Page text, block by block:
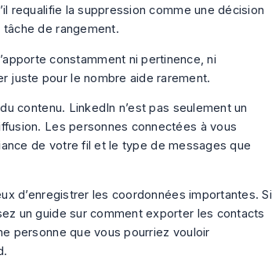
requalifie la suppression comme une décision
de rangement.
constamment ni pertinence, ni
juste pour le nombre aide rarement.
contenu. LinkedIn n’est pas seulement un
Les personnes connectées à vous
de votre fil et le type de messages que
d’enregistrer les coordonnées importantes. Si
un guide surcomment exporter les contacts
personne que vous pourriez vouloir